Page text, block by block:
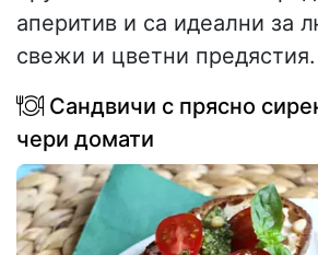
аперитив и са идеални за
свежи и цветни предястия.
Сандвичи с прясно
чери домати